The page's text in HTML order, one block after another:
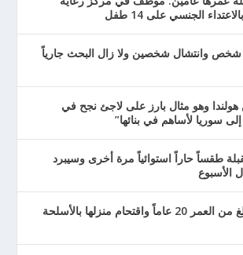
الجنسي على 14 طفل
وانتشال شخصين ولا زال البحث جارياً
وهو مثال بارز على لاجئ نجح في
سوريا لأساهم في بنائها”
طقساً حاراً استوائياً مرة أخرى وسيبرد
الأسبوع
اختطاف امرأة تبلغ من العمر 20 عاماً واقتحام منزلها بالأسلحة